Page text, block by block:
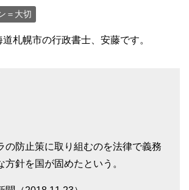
＝大切
札幌市の行政書士、安藤です。
の防止策に取り組むのを法律で義務
方針を国が固めたという。